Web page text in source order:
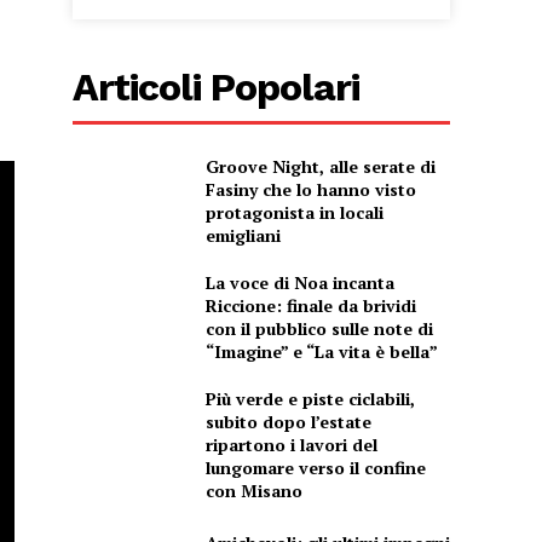
Articoli Popolari
Groove Night, alle serate di
Fasiny che lo hanno visto
protagonista in locali
emigliani
La voce di Noa incanta
Riccione: finale da brividi
con il pubblico sulle note di
“Imagine” e “La vita è bella”
Più verde e piste ciclabili,
subito dopo l’estate
ripartono i lavori del
lungomare verso il confine
con Misano